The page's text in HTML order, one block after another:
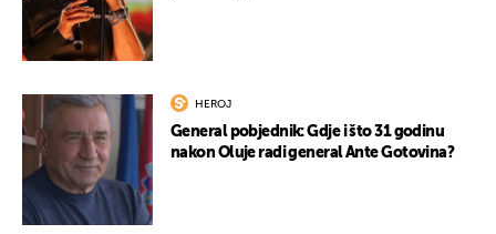
HEROJ
General pobjednik: Gdje i što 31 godinu
nakon Oluje radi general Ante Gotovina?